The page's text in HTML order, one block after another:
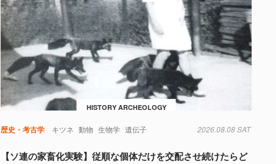
HISTORY ARCHEOLOGY
歴史・考古学 キツネ 動物 生物学 遺伝子 2026.08.08 SAT
【ソ連の家畜化実験】従順な個体だけを交配させ続けたらど